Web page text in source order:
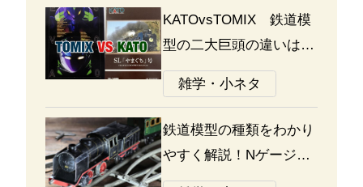
KATOvsTOMIX 鉄道模
型の二大巨頭の違いは何
か？あなたはどっち派？
雑学・小ネタ
鉄道模型の種類をわかり
やすく解説！Nゲージ、
Oゲージ、Zゲージなど